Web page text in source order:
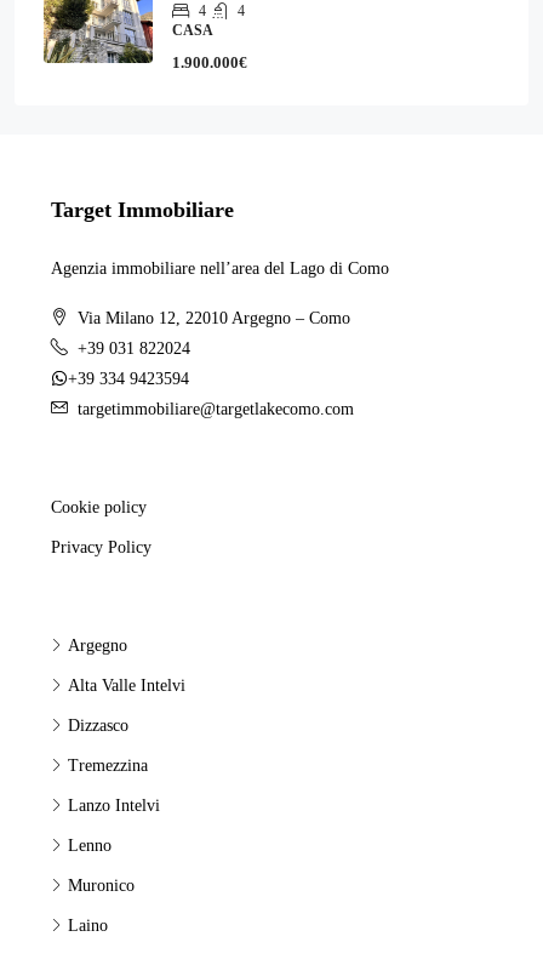
4
4
CASA
1.900.000€
Target Immobiliare
Agenzia immobiliare nell’area del Lago di Como
Via Milano 12, 22010 Argegno – Como
+39 031 822024
+39 334 9423594
targetimmobiliare@targetlakecomo.com
Cookie policy
Privacy Policy
Argegno
Alta Valle Intelvi
Dizzasco
Tremezzina
Lanzo Intelvi
Lenno
Muronico
Laino